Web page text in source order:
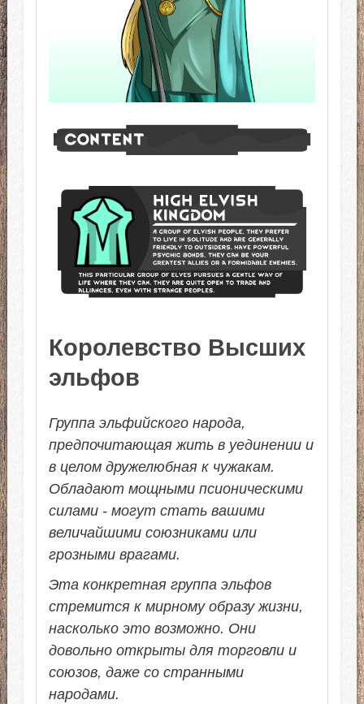
Королевство Высших
эльфов
Группа эльфийского народа,
предпочитающая жить в уединении и
в целом дружелюбная к чужакам.
Обладают мощными псионическими
силами - могут стать вашими
величайшими союзниками или
грозными врагами.
Эта конкретная группа эльфов
стремится к мирному образу жизни,
насколько это возможно. Они
довольно открыты для торговли и
союзов, даже со странными
народами.